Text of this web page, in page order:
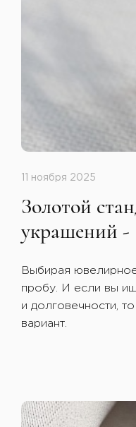
11 ноября 2025
Золотой
украшений -
Выбирая
пробу. И если вы
и долговечности,
вариант.